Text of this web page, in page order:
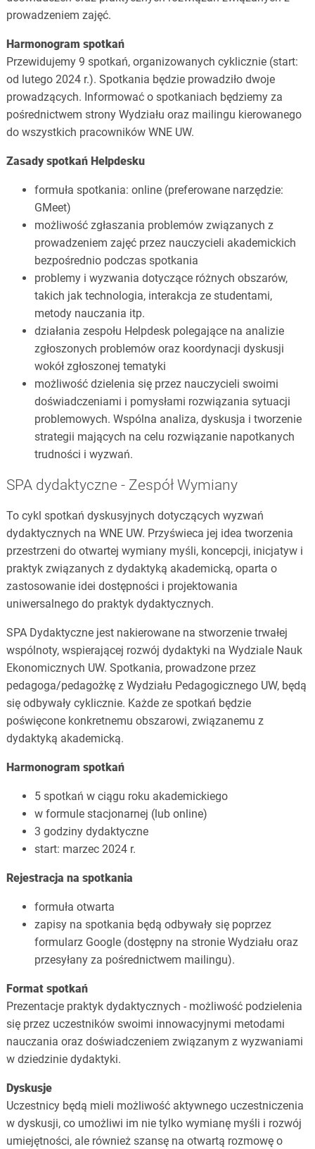
prowadzeniem zajęć.
Harmonogram spotkań
Przewidujemy 9 spotkań, organizowanych cyklicznie (start:
od lutego 2024 r.). Spotkania będzie prowadziło dwoje
prowadzących. Informować o spotkaniach będziemy za
pośrednictwem strony Wydziału oraz mailingu kierowanego
do wszystkich pracowników WNE UW.
Zasady spotkań Helpdesku
formuła spotkania: online (preferowane narzędzie:
GMeet)
możliwość zgłaszania problemów związanych z
prowadzeniem zajęć przez nauczycieli akademickich
bezpośrednio podczas spotkania
problemy i wyzwania dotyczące różnych obszarów,
takich jak technologia, interakcja ze studentami,
metody nauczania itp.
działania zespołu Helpdesk polegające na analizie
zgłoszonych problemów oraz koordynacji dyskusji
wokół zgłoszonej tematyki
możliwość dzielenia się przez nauczycieli swoimi
doświadczeniami i pomysłami rozwiązania sytuacji
problemowych. Wspólna analiza, dyskusja i tworzenie
strategii mających na celu rozwiązanie napotkanych
trudności i wyzwań.
SPA dydaktyczne - Zespół Wymiany
To cykl spotkań dyskusyjnych dotyczących wyzwań
dydaktycznych na WNE UW. Przyświeca jej idea tworzenia
przestrzeni do otwartej wymiany myśli, koncepcji, inicjatyw i
praktyk związanych z dydaktyką akademicką, oparta o
zastosowanie idei dostępności i projektowania
uniwersalnego do praktyk dydaktycznych.
SPA Dydaktyczne jest nakierowane na stworzenie trwałej
wspólnoty, wspierającej rozwój dydaktyki na Wydziale Nauk
Ekonomicznych UW. Spotkania, prowadzone przez
pedagoga/pedagożkę z Wydziału Pedagogicznego UW, będą
się odbywały cyklicznie. Każde ze spotkań będzie
poświęcone konkretnemu obszarowi, związanemu z
dydaktyką akademicką.
Harmonogram spotkań
5 spotkań w ciągu roku akademickiego
w formule stacjonarnej (lub online)
3 godziny dydaktyczne
start: marzec 2024 r.
Rejestracja na spotkania
formuła otwarta
zapisy na spotkania będą odbywały się poprzez
formularz Google (dostępny na stronie Wydziału oraz
przesyłany za pośrednictwem mailingu).
Format spotkań
Prezentacje praktyk dydaktycznych - możliwość podzielenia
się przez uczestników swoimi innowacyjnymi metodami
nauczania oraz doświadczeniem związanym z wyzwaniami
w dziedzinie dydaktyki.
Dyskusje
Uczestnicy będą mieli możliwość aktywnego uczestniczenia
w dyskusji, co umożliwi im nie tylko wymianę myśli i rozwój
umiejętności, ale również szansę na otwartą rozmowę o